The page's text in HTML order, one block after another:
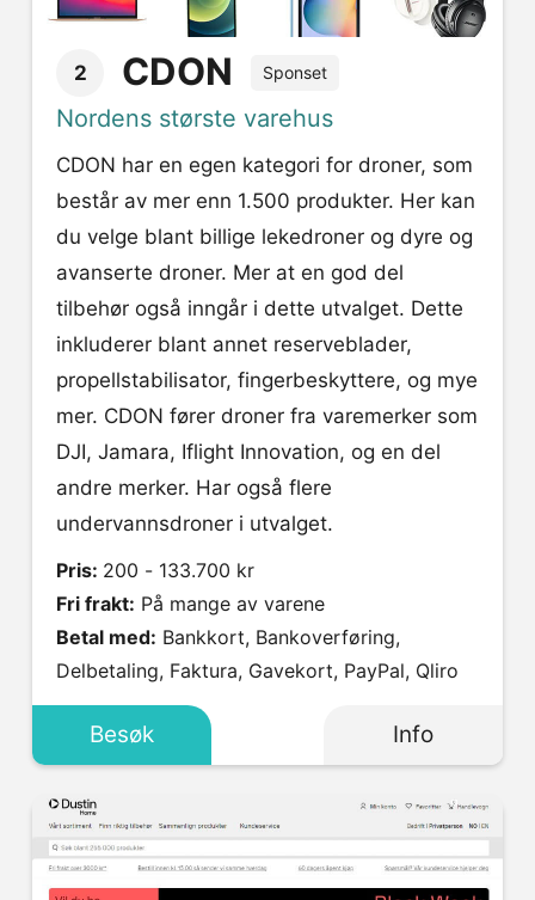
2 CDON Sponset
Nordens største varehus
CDON har en egen kategori for droner, som
består av mer enn 1.500 produkter. Her kan
du velge blant billige lekedroner og dyre og
avanserte droner. Mer at en god del
tilbehør også inngår i dette utvalget. Dette
inkluderer blant annet reserveblader,
propellstabilisator, fingerbeskyttere, og mye
mer. CDON fører droner fra varemerker som
DJI, Jamara, Iflight Innovation, og en del
andre merker. Har også flere
undervannsdroner i utvalget.
Pris: 200 - 133.700 kr
Fri frakt: På mange av varene
Betal med:
Delbetaling, Faktura, Gavekort, PayPal, Qliro
Besøk Info